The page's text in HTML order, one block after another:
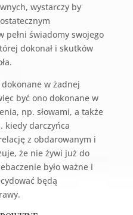
wystarczy by
pełni świadomy swojego
dokonał i skutków
w żadnej
być ono dokonane w
np. słowami, a także
kiedy darczyńca
z obdarowanym i
że nie żywi już do
było ważne i
będą